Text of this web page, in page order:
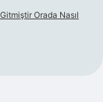
Orada Nasıl